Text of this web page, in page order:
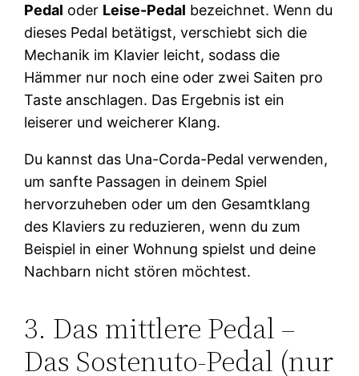
Pedal oder Leise-Pedal bezeichnet. Wenn du
dieses Pedal betätigst, verschiebt sich die
Mechanik im Klavier leicht, sodass die
Hämmer nur noch eine oder zwei Saiten pro
Taste anschlagen. Das Ergebnis ist ein
leiserer und weicherer Klang.
Du kannst das Una-Corda-Pedal verwenden,
um sanfte Passagen in deinem Spiel
hervorzuheben oder um den Gesamtklang
des Klaviers zu reduzieren, wenn du zum
Beispiel in einer Wohnung spielst und deine
Nachbarn nicht stören möchtest.
3. Das mittlere Pedal –
Das Sostenuto-Pedal (nur